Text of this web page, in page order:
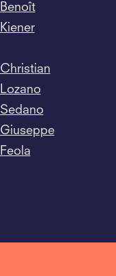
Benoît
Kiener
Christian
Lozano
Sedano
Giuseppe
Feola